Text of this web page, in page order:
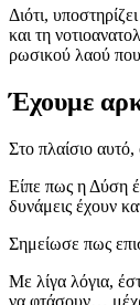
Διότι,
και τη
ρωσικού λαού που
Έχουμε
Στο πλαίσιο αυτό,
Είπε πως η Δύση
δυνάμεις έχουν
Σημείωσε πως
Με λίγα λόγια,
να φτάσουν…